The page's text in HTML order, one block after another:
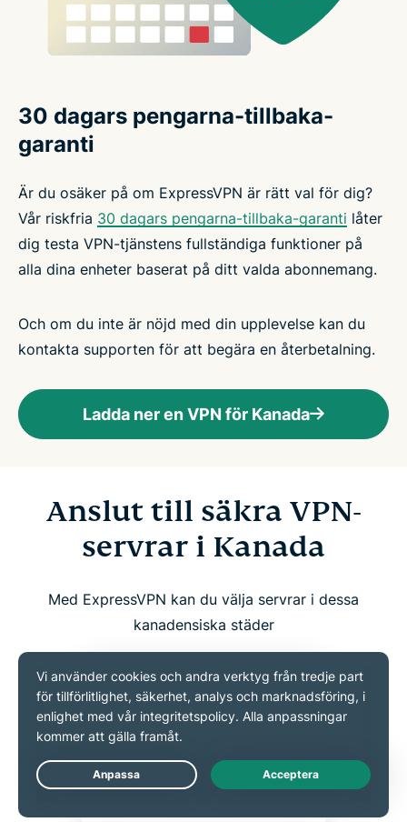
30 dagars pengarna-tillbaka-
garanti
Är du osäker på om ExpressVPN är rätt val för dig?
Vår riskfria 30 dagars pengarna-tillbaka-garanti låter
dig testa VPN-tjänstens fullständiga funktioner på
alla dina enheter baserat på ditt valda abonnemang.
Och om du inte är nöjd med din upplevelse kan du
kontakta supporten för att begära en återbetalning.
Ladda ner en VPN för Kanada
Anslut till säkra VPN-
servrar i Kanada
Med ExpressVPN kan du välja servrar i dessa
kanadensiska städer
Live Chat